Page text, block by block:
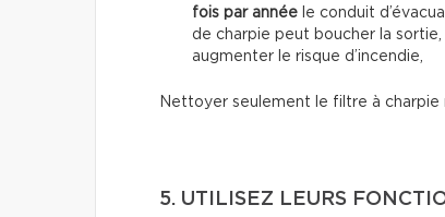
fois par année le conduit
de charpie peut boucher la
augmenter le risque d’incendie,
Nettoyer seulement le filtre à charpie
5. UTILISEZ LEURS